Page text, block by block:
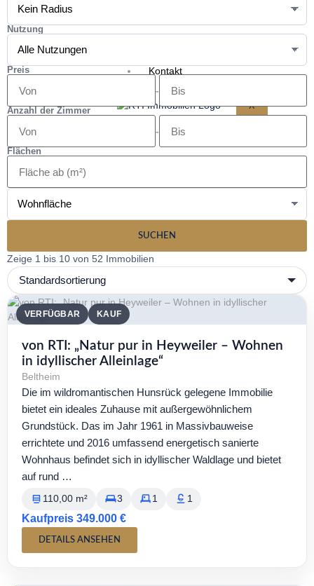
Kontakt
X
Nutzung
Preis
-
Anzahl der Zimmer
-
Flächen
SUCHEN
Zeige 1 bis 10 von 52 Immobilien
VERFÜGBAR KAUF
von RTI: „Natur pur in Heyweiler – Wohnen
in idyllischer Alleinlage“
Beltheim
Die im wildromantischen Hunsrück gelegene Immobilie
bietet ein ideales Zuhause mit außergewöhnlichem
Grundstück. Das im Jahr 1961 in Massivbauweise
errichtete und 2016 umfassend energetisch sanierte
Wohnhaus befindet sich in idyllischer Waldlage und bietet
auf rund …
110,00 m² 3 1 1
Kaufpreis 349.000 €
DETAILS ANSEHEN